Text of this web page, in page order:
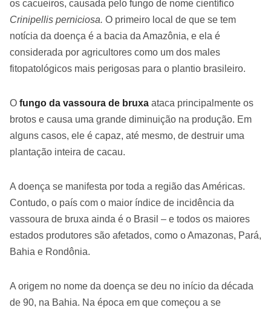
os cacueiros, causada pelo fungo de nome científico
Crinipellis perniciosa. O primeiro local de que se tem
notícia da doença é a bacia da Amazônia, e ela é
considerada por agricultores como um dos males
fitopatológicos mais perigosas para o plantio brasileiro.
O fungo da vassoura de bruxa ataca principalmente os
brotos e causa uma grande diminuição na produção. Em
alguns casos, ele é capaz, até mesmo, de destruir uma
plantação inteira de cacau.
A doença se manifesta por toda a região das Américas.
Contudo, o país com o maior índice de incidência da
vassoura de bruxa ainda é o Brasil – e todos os maiores
estados produtores são afetados, como o Amazonas, Pará,
Bahia e Rondônia.
A origem no nome da doença se deu no início da década
de 90, na Bahia. Na época em que começou a se